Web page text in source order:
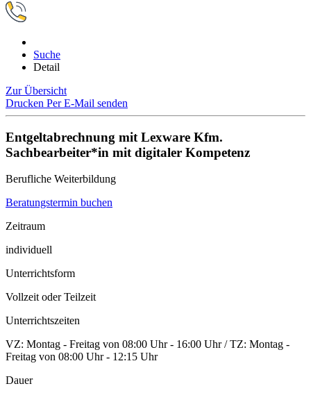
Suche
Detail
Zur Übersicht
Drucken Per E-Mail senden
Entgeltabrechnung mit Lexware Kfm.
Sachbearbeiter*in mit digitaler Kompetenz
Berufliche Weiterbildung
Beratungstermin buchen
Zeitraum
individuell
Unterrichtsform
Vollzeit oder Teilzeit
Unterrichtszeiten
VZ: Montag - Freitag von 08:00 Uhr - 16:00 Uhr / TZ: Montag -
Freitag von 08:00 Uhr - 12:15 Uhr
Dauer